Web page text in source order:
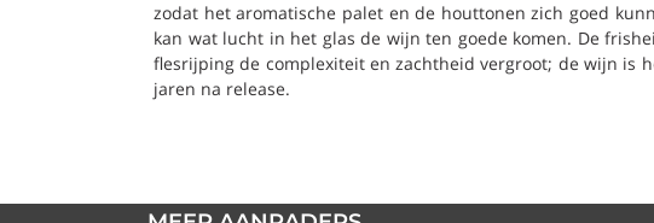
zodat het aromatische palet en de houttonen zich goed
kan wat lucht in het glas de wijn ten goede komen. De
flesrijping de complexiteit en zachtheid vergroot; de wijn is
jaren na release.